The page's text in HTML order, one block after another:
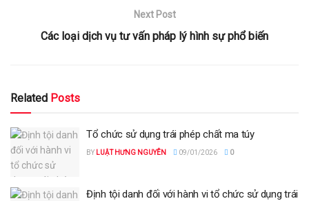
Next Post
Các loại dịch vụ tư vấn pháp lý hình sự phổ biến
Related Posts
Tổ chức sử dụng trái phép chất ma túy
BY LUẬT HƯNG NGUYÊN 09/01/2026 0
Định tội danh đối với hành vi tổ chức sử dụng trái